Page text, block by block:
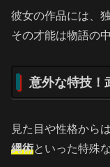
彼女の作品には、
その才能は物語の
意外な特技！
見た目や性格から
縄術といった特殊